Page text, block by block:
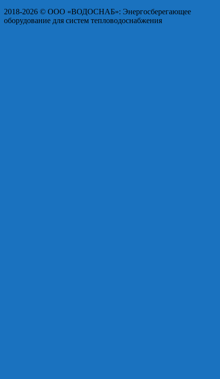
2018-2026 © OOO «ВОДОСНАБ»: Энергосберегающее
оборудование для систем тепловодоснабжения